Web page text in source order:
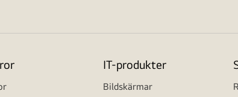
IT-produkter
Bildskärmar